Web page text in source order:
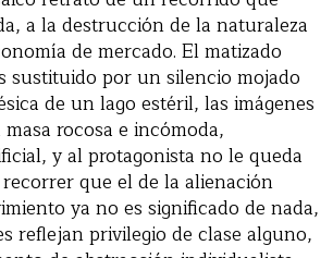
a la destrucción de la naturaleza
de mercado. El matizado
sustituido por un silencio mojado
de un lago estéril, las imágenes
rocosa e incómoda,
y al protagonista no le queda
que el de la alienación
ya no es significado de nada,
reflejan privilegio de clase alguno,